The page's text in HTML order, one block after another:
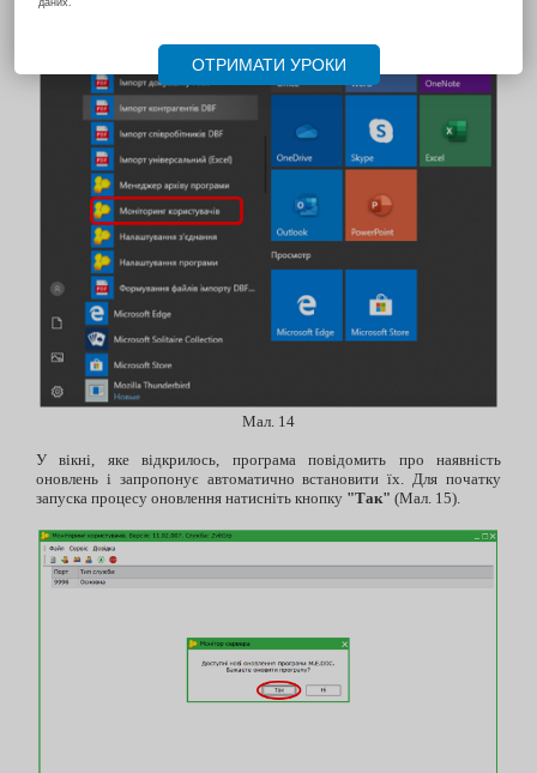
Мал. 14
У вікні, яке відкрилось, програма повідомить про наявність
оновлень і запропонує автоматично встановити їх. Для початку
запуска процесу оновлення натисніть кнопку "Так" (Мал. 15).